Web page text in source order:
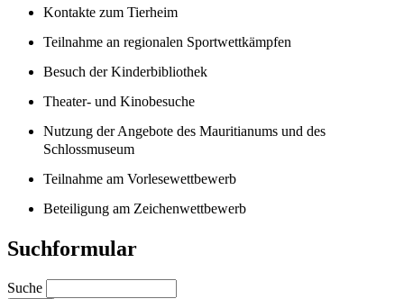
Kontakte zum Tierheim
Teilnahme an regionalen Sportwettkämpfen
Besuch der Kinderbibliothek
Theater- und Kinobesuche
Nutzung der Angebote des Mauritianums und des
Schlossmuseum
Teilnahme am Vorlesewettbewerb
Beteiligung am Zeichenwettbewerb
Suchformular
Suche